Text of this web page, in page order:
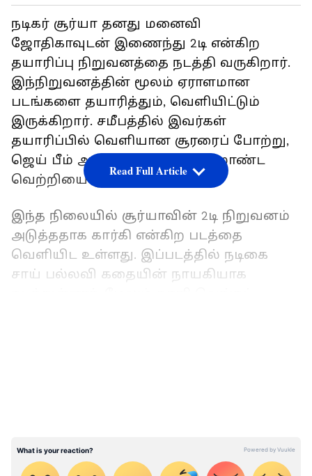
நடிகர் சூர்யா தனது மனைவி
ஜோதிகாவுடன் இணைந்து 2டி என்கிற
தயாரிப்பு நிறுவனத்தை நடத்தி வருகிறார்.
இந்நிறுவனத்தின் மூலம் ஏராளமான
படங்களை தயாரித்தும், வெளியிட்டும்
இருக்கிறார். சமீபத்தில் இவர்கள்
தயாரிப்பில் வெளியான சூரரைப் போற்று,
ஜெய் பீம் ஆகிய படங்கள் பிரம்மாண்ட
வெற்றியை ருசித்தன.
இந்த நிலையில் சூர்யாவின் 2டி நிறுவனம்
அடுத்ததாக கார்கி என்கிற படத்தை
வெளியிட உள்ளது. இப்படத்தில் நடிகை
சாய் பல்லவி கதையின் நாயகியாக
கல்யாணம் ஆகிடுச்சு... விவாகரத்து
குறித்து முதன்முறையாக மனம்திறந்த
Read Full Article